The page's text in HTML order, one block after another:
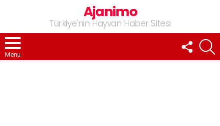
Ajanimo
Türkiye'nin Hayvan Haber Sitesi
Menu
FOLLOW
US